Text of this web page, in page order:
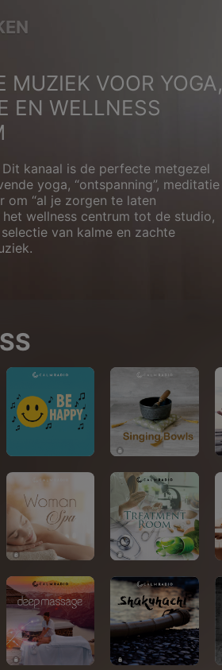
MUZIEK VOOR YOGA,
EN WELLNESS
Dit kanaal is de perfecte metgezel
yoga, “ontspanning”, meditatie
om “al je zorgen te laten
het wellness centrum tot de studio,
van kalme en zachte